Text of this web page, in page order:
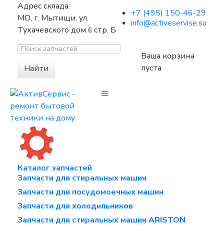
Адрес склада:
МО, г. Мытищи. ул.
Тухачевского дом 6 стр. Б
+7 (495) 150-46-29
info@activeservise.su
Найти
Ваша корзина
пуста
Каталог запчастей
Запчасти для стиральных машин
Запчасти для посудомоечных машин
Запчасти для холодильников
Запчасти для стиральных машин ARISTON